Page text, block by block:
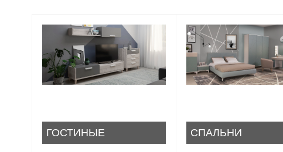
ГОСТИНЫЕ СПАЛЬНИ